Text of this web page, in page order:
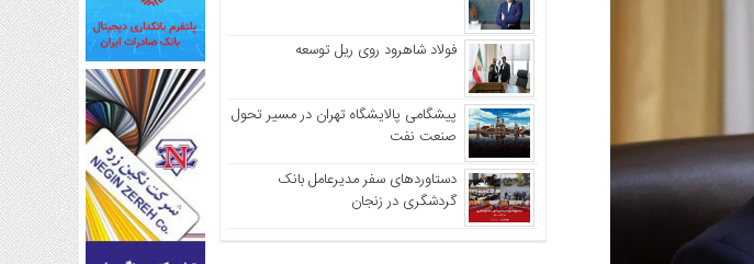
فولاد شاهرود روی ریل توسعه
پیشگامی پالایشگاه تهران در مسیر تحول
صنعت نفت
دستاوردهای سفر مدیرعامل بانک
گردشگری در زنجان